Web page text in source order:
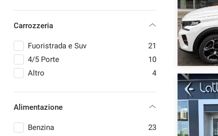
Carrozzeria
Fuoristrada e Suv
21
4/5 Porte
10
Altro
4
Alimentazione
Benzina
23